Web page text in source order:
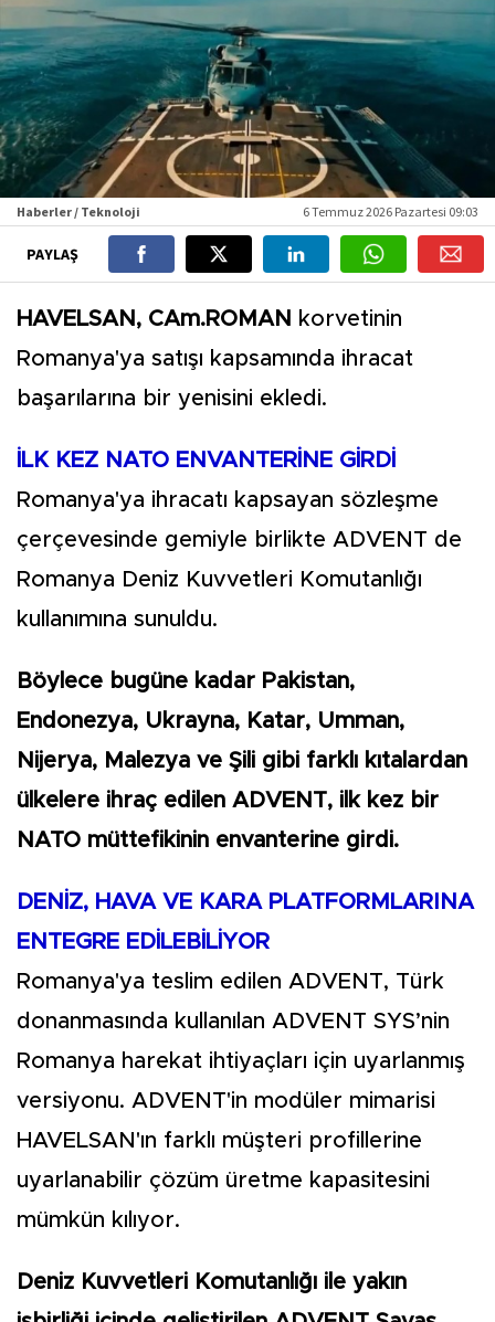
Haberler / Teknoloji 6 Temmuz 2026 Pazartesi 09:03
PAYLAŞ
HAVELSAN, CAm.ROMAN
korvetinin
Romanya'ya satışı kapsamında ihracat
başarılarına bir yenisini ekledi.
İLK KEZ NATO ENVANTERİNE GİRDİ
Romanya'ya ihracatı kapsayan sözleşme
çerçevesinde gemiyle birlikte ADVENT de
Romanya Deniz Kuvvetleri Komutanlığı
kullanımına sunuldu.
Böylece bugüne kadar Pakistan,
Endonezya, Ukrayna, Katar, Umman,
Nijerya, Malezya ve Şili gibi farklı kıtalardan
ülkelere ihraç edilen ADVENT, ilk kez bir
NATO müttefikinin envanterine girdi.
DENİZ, HAVA VE KARA PLATFORMLARINA
ENTEGRE EDİLEBİLİYOR
Romanya'ya teslim edilen ADVENT, Türk
donanmasında kullanılan ADVENT SYS’nin
Romanya harekat ihtiyaçları için uyarlanmış
versiyonu. ADVENT'in modüler mimarisi
HAVELSAN'ın farklı müşteri profillerine
uyarlanabilir çözüm üretme kapasitesini
mümkün kılıyor.
Deniz Kuvvetleri Komutanlığı ile yakın